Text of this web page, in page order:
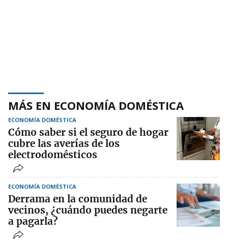
MÁS EN ECONOMÍA DOMÉSTICA
ECONOMÍA DOMÉSTICA
Cómo saber si el seguro de hogar
cubre las averías de los
electrodomésticos
ECONOMÍA DOMÉSTICA
Derrama en la comunidad de
vecinos, ¿cuándo puedes negarte
a pagarla?